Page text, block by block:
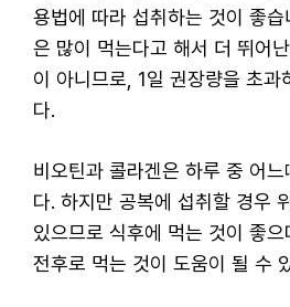
용법에 따라 섭취하는 것이 좋
은 많이 먹는다고 해서 더 뛰어
이 아니므로, 1일 권장량을 초과
다.
비오틴과 콜라겐은 하루 중 어느
다. 하지만 공복에 섭취할 경우
있으므로 식후에 먹는 것이 좋
전후로 먹는 것이 도움이 될 수